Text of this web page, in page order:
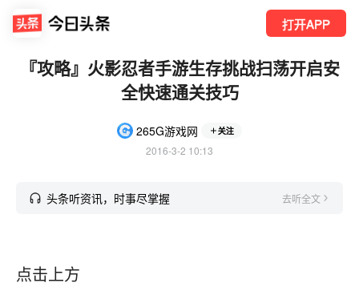
打开APP
『攻略』火影忍者手游生存挑战扫荡开启安
全快速通关技巧
265G游戏网 关注
2016-3-2 10:13
头条听资讯，时事尽掌握 去听全文
点击上方